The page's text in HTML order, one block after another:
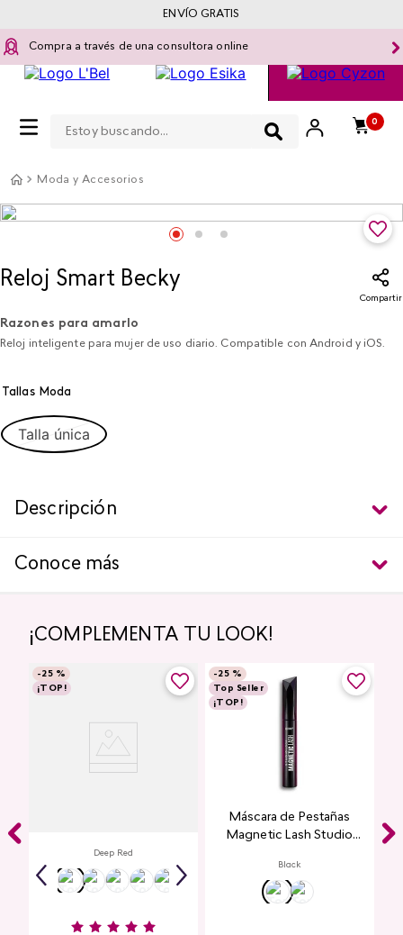
Compra a través de una consultora online
0
ENVÍO GRATIS
Moda y Accesorios
Reloj Smart Becky
Compartir
Razones para amarlo
Reloj inteligente para mujer de uso diario. Compatible con Android y iOS.
Tallas Moda
Talla única
Descripción
Conoce más
¡COMPLEMENTA TU LOOK!
-25 %
¡TOP!
Deep Red
-25 %
Top Seller
¡TOP!
Máscara de Pestañas
Magnetic Lash Studio
Black